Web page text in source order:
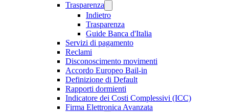
Trasparenza
Indietro
Trasparenza
Guide Banca d'Italia
Servizi di pagamento
Reclami
Disconoscimento movimenti
Accordo Europeo Bail-in
Definizione di Default
Rapporti dormienti
Indicatore dei Costi Complessivi (ICC)
Firma Elettronica Avanzata